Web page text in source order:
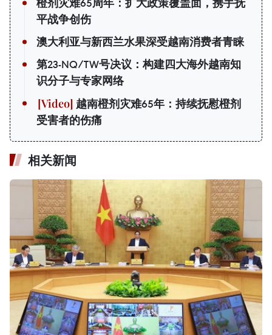
橙剂灾难65周年：扩大政策覆盖面，携手抚
平战争创伤
澳大利亚与新西兰水果深受越南消费者青睐
第23-NQ/TW号决议：构建四大海外越南知
识分子与专家网络
越南橙剂灾难65年：持续抚慰橙剂
受害者的伤痛
相关新闻